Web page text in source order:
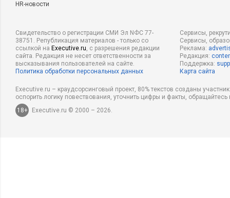
HR-новости
Свидетельство о регистрации СМИ Эл NФС 77-
38751. Републикация материалов - только со
ссылкой на Executive.ru, с разрешения редакции
сайта. Редакция не несет ответственности за
высказывания пользователей на сайте.
Политика обработки персональных данных
Сервисы,
Сервисы,
Реклама:
Редакция:
Поддержка:
Карта сайта
Executive.ru – краудсорсинговый проект, 80% текстов созданы
оспорить логику повествования, уточнить цифры и факты,
18+
Executive.ru © 2000 – 2026.